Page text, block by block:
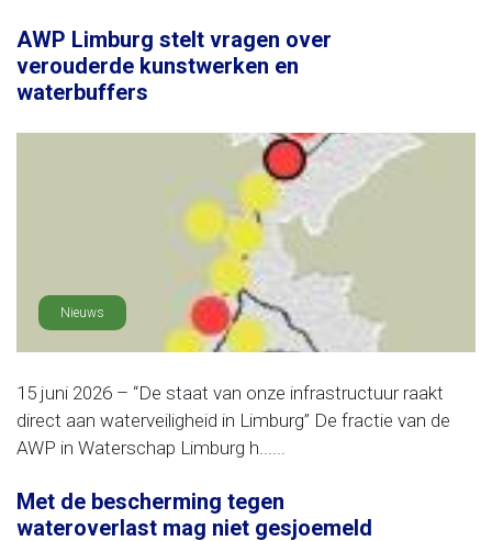
AWP Limburg stelt vragen over
verouderde kunstwerken en
waterbuffers
Nieuws
15 juni 2026 – “De staat van onze infrastructuur raakt
direct aan waterveiligheid in Limburg” De fractie van de
AWP in Waterschap Limburg h......
Met de bescherming tegen
wateroverlast mag niet gesjoemeld